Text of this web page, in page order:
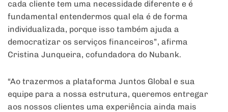
cada cliente tem uma necessidade diferente e é
fundamental entendermos qual ela é de forma
individualizada, porque isso também ajuda a
democratizar os serviços financeiros”, afirma
Cristina Junqueira, cofundadora do Nubank.
“Ao trazermos a plataforma Juntos Global e sua
equipe para a nossa estrutura, queremos entregar
aos nossos clientes uma experiência ainda mais